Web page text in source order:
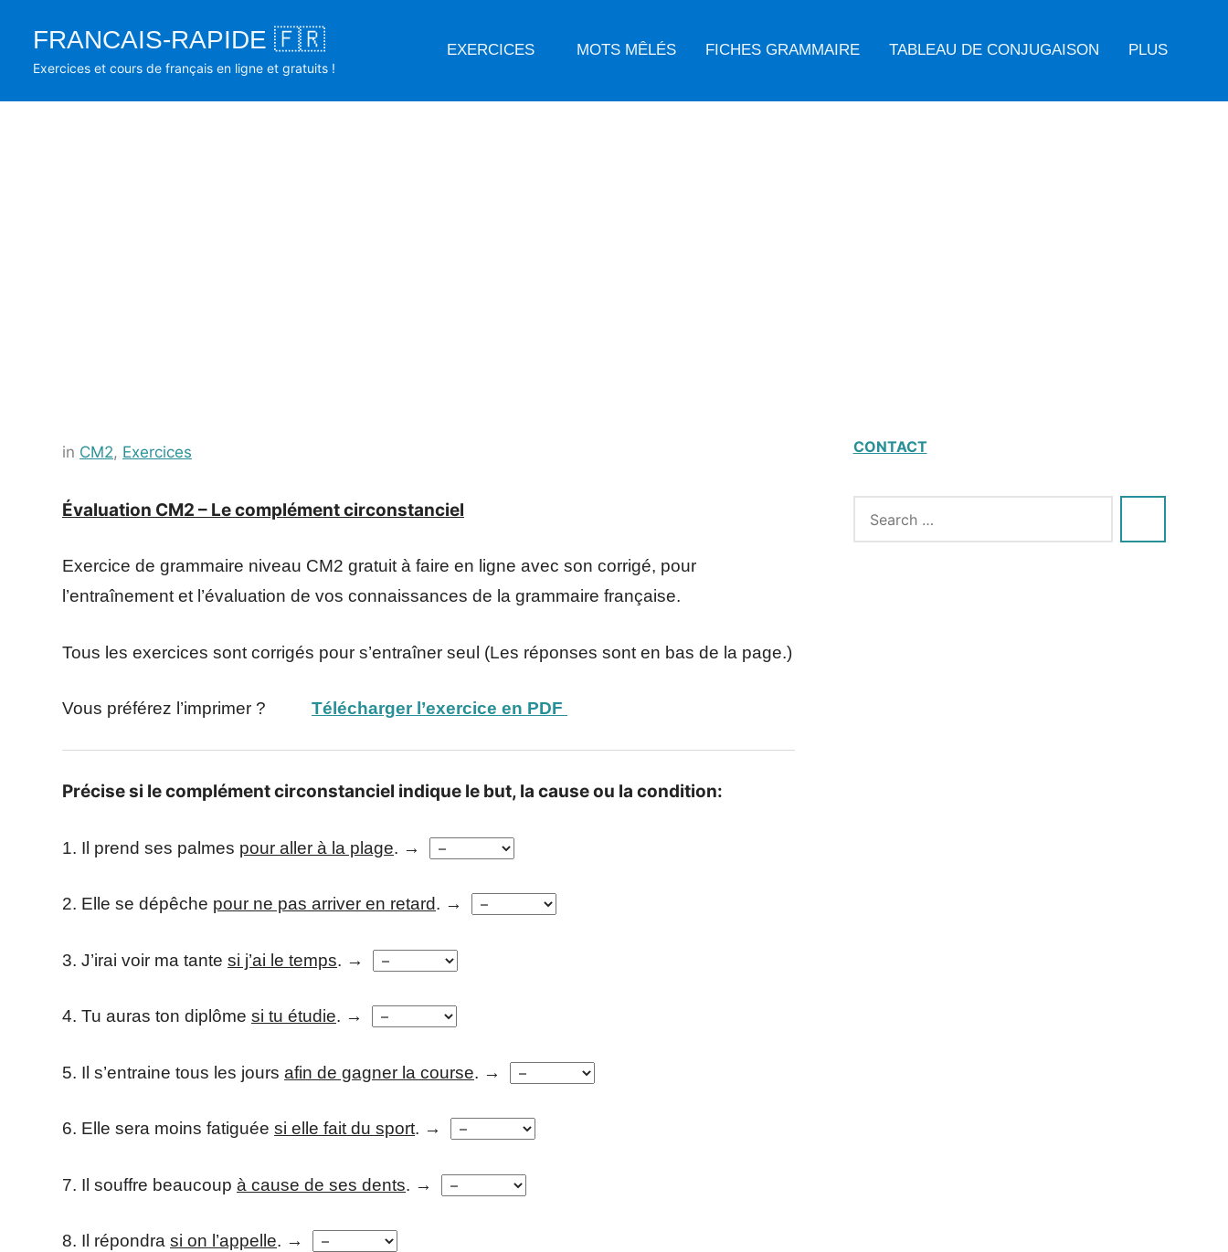
content
FRANCAIS-RAPIDE 🇫🇷
Exercices et cours de français en ligne et gratuits !
EXERCICES MOTS MÊLÉS FICHES GRAMMAIRE TABLEAU DE CONJUGAISON PLUS
Posted
11
2021
by
rapide
in CM2, Exercices
Évaluation CM2 – Le complément circonstanciel
Exercice de grammaire niveau CM2 gratuit à faire en ligne avec son corrigé, pour
l’entraînement et l’évaluation de vos connaissances de la grammaire française.
Tous les exercices sont corrigés pour s’entraîner seul (Les réponses sont en bas de la page.)
Vous préférez l’imprimer ? Télécharger l’exercice en PDF
Précise si le complément circonstanciel indique le but, la cause ou la condition:
1. Il prend ses palmes pour aller à la plage. →
2. Elle se dépêche pour ne pas arriver en retard. →
3. J’irai voir ma tante si j’ai le temps. →
4. Tu auras ton diplôme si tu étudie. →
5. Il s’entraine tous les jours afin de gagner la course. →
6. Elle sera moins fatiguée si elle fait du sport. →
7. Il souffre beaucoup à cause de ses dents. →
8. Il répondra si on l’appelle. →
CONTACT